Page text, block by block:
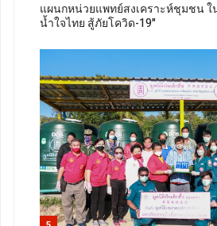
แผนกหน่วยแพทย์สงเคราะห์ชุมชน ใ
น้ำใจไทย สู้ภัยโควิด-19"